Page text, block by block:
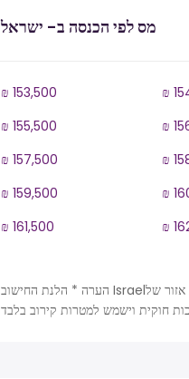
מס לפי הכנסה ב- ישראל
₪ 153,500 ₪
₪ 155,500
₪
₪ 157,500
₪
₪ 159,500
₪
₪ 161,500
₪
הערה * הלנת החישוב Israelמחושבת על פי טבלאות אזור של IL, מס הכנסה לשנה. לצורך הפשטות הונחו כמה משתנים